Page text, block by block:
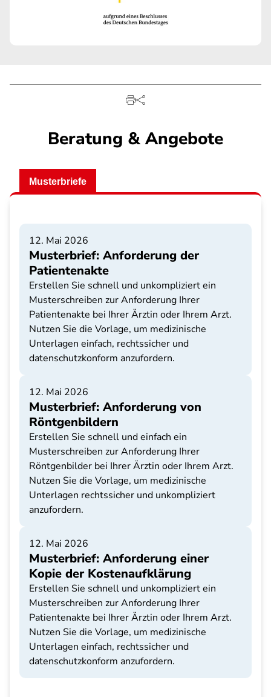
Beratung & Angebote
Musterbriefe
12. Mai 2026
Musterbrief: Anforderung der
Patientenakte
Erstellen Sie schnell und unkompliziert ein
Musterschreiben zur Anforderung Ihrer
Patientenakte bei Ihrer Ärztin oder Ihrem Arzt.
Nutzen Sie die Vorlage, um medizinische
Unterlagen einfach, rechtssicher und
datenschutzkonform anzufordern.
12. Mai 2026
Musterbrief: Anforderung von
Röntgenbildern
Erstellen Sie schnell und einfach ein
Musterschreiben zur Anforderung Ihrer
Röntgenbilder bei Ihrer Ärztin oder Ihrem Arzt.
Nutzen Sie die Vorlage, um medizinische
Unterlagen rechtssicher und unkompliziert
anzufordern.
12. Mai 2026
Musterbrief: Anforderung einer
Kopie der Kostenaufklärung
Erstellen Sie schnell und unkompliziert ein
Musterschreiben zur Anforderung Ihrer
Patientenakte bei Ihrer Ärztin oder Ihrem Arzt.
Nutzen Sie die Vorlage, um medizinische
Unterlagen einfach, rechtssicher und
datenschutzkonform anzufordern.